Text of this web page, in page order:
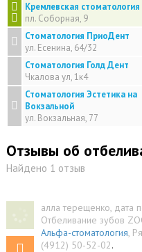
Кремлевская стоматология
пл. Соборная, 9
Стоматология ПриоДент
ул. Есенина, 64/32
Стоматология Голд Дент
Чкалова ул, 1к4
Стоматология Эстетика на
Вокзальной
ул. Вокзальная, 77
Отзывы об
Найдено 1 отзыв
алла терещенко, дата
Отбеливание зубов
Альфа-стоматология,
(4912) 50-52-02.